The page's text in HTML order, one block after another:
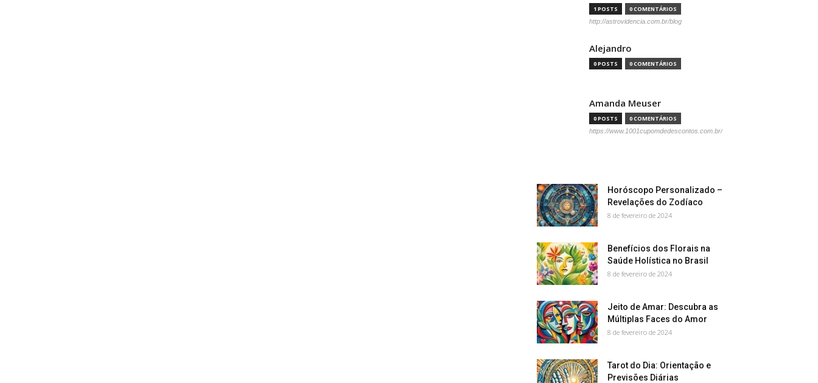
1 POSTS 0 COMENTÁRIOS
http://astrovidencia.com.br/blog
Alejandro
0 POSTS 0 COMENTÁRIOS
Amanda Meuser
0 POSTS 0 COMENTÁRIOS
https://www.1001cupomdedescontos.com.br/
Horóscopo Personalizado –
Revelações do Zodíaco
8 de fevereiro de 2024
Benefícios dos Florais na
Saúde Holística no Brasil
8 de fevereiro de 2024
Jeito de Amar: Descubra as
Múltiplas Faces do Amor
8 de fevereiro de 2024
Tarot do Dia: Orientação e
Previsões Diárias